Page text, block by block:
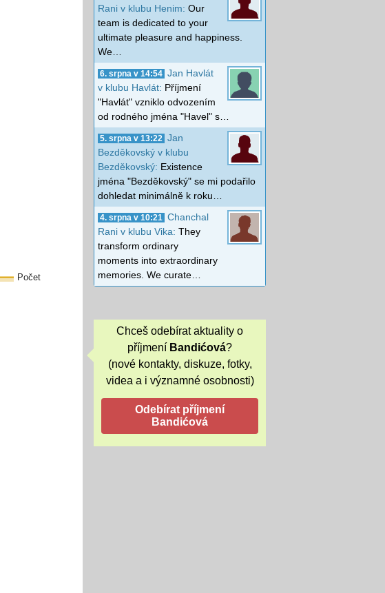
Počet
Rani v klubu Henim: Our
team is dedicated to your
ultimate pleasure and happiness.
We…
6. srpna v 14:54 Jan Havlát
v klubu Havlát: Příjmení
"Havlát" vzniklo odvozením
od rodného jména "Havel" s…
5. srpna v 13:22
Jan
Bezděkovský v klubu
Bezděkovský: Existence
jména "Bezděkovský" se mi podařilo
dohledat minimálně k roku…
4. srpna v 10:21
Chanchal
Rani v klubu Vika: They
transform ordinary
moments into extraordinary
memories. We curate…
Chceš odebírat aktuality o
příjmení Bandićová?
(nové kontakty, diskuze, fotky,
videa a i významné osobnosti)